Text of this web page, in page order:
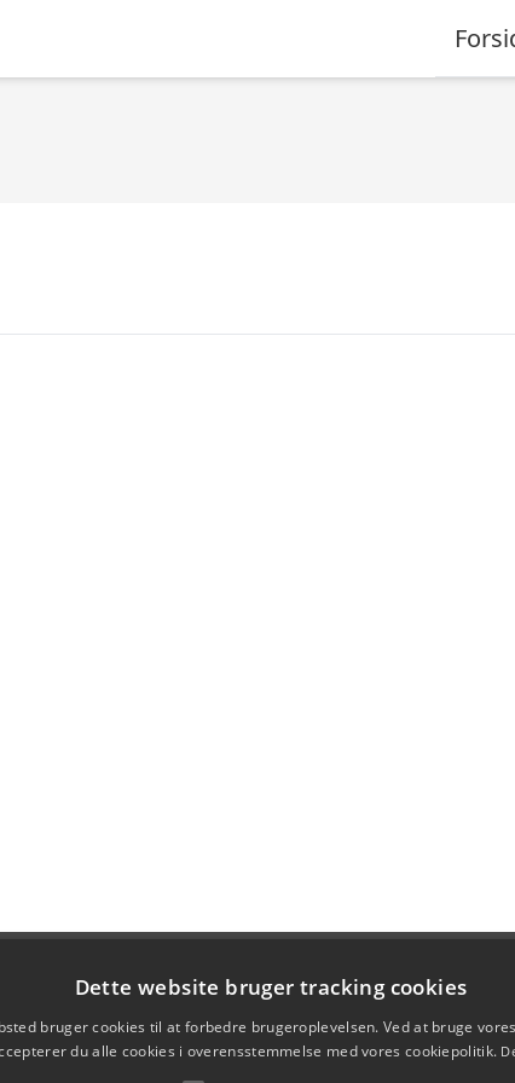
Dette website bruger tracking cookies
bruger cookies til at forbedre brugeroplevelsen. Ved at bruge
du alle cookies i overensstemmelse med vores cookiepolitik.